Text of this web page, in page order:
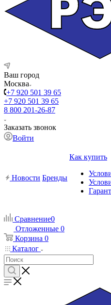
Ваш город
Москва
+7 920 501 39 65
+7 920 501 39 65
8 800 201-26-87
Заказать звонок
Войти
Новости Бренды
Как купить
Сравнение0
Отложенные 0
Корзина 0
Каталог